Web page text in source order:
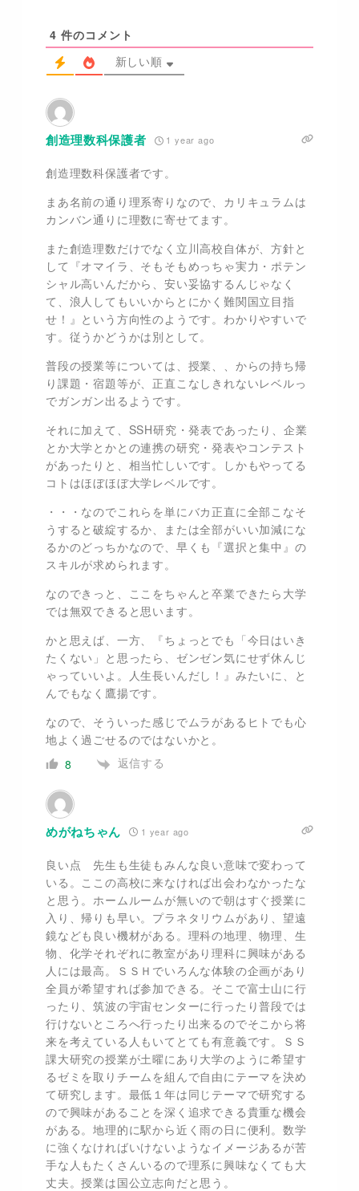
4 件のコメント
新しい順
創造理数科保護者 1 year ago
創造理数科保護者です。
まあ名前の通り理系寄りなので、カリキュラムは
カンバン通りに理数に寄せてます。
また創造理数だけでなく立川高校自体が、方針と
して『オマイラ、そもそもめっちゃ実力・ポテン
シャル高いんだから、安い妥協するんじゃなく
て、浪人してもいいからとにかく難関国立目指
せ！』という方向性のようです。わかりやすいで
す。従うかどうかは別として。
普段の授業等については、授業、、からの持ち帰
り課題・宿題等が、正直こなしきれないレベルっ
でガンガン出るようです。
それに加えて、SSH研究・発表であったり、企業
とか大学とかとの連携の研究・発表やコンテスト
があったりと、相当忙しいです。しかもやってる
コトはほぼほぼ大学レベルです。
・・・なのでこれらを単にバカ正直に全部こなそ
うすると破綻するか、または全部がいい加減にな
るかのどっちかなので、早くも『選択と集中』の
スキルが求められます。
なのできっと、ここをちゃんと卒業できたら大学
では無双できると思います。
かと思えば、一方、『ちょっとでも「今日はいき
たくない」と思ったら、ゼンゼン気にせず休んじ
ゃっていいよ。人生長いんだし！』みたいに、と
んでもなく鷹揚です。
なので、そういった感じでムラがあるヒトでも心
地よく過ごせるのではないかと。
8
返信する
めがねちゃん 1 year ago
良い点 先生も生徒もみんな良い意味で変わって
いる。ここの高校に来なければ出会わなかったな
と思う。ホームルームが無いので朝はすぐ授業に
入り、帰りも早い。プラネタリウムがあり、望遠
鏡なども良い機材がある。理科の地理、物理、生
物、化学それぞれに教室があり理科に興味がある
人には最高。ＳＳＨでいろんな体験の企画があり
全員が希望すれば参加できる。そこで富士山に行
ったり、筑波の宇宙センターに行ったり普段では
行けないところへ行ったり出来るのでそこから将
来を考えている人もいてとても有意義です。ＳＳ
課大研究の授業が土曜にあり大学のように希望す
るゼミを取りチームを組んで自由にテーマを決め
て研究します。最低１年は同じテーマで研究する
ので興味があることを深く追求できる貴重な機会
がある。地理的に駅から近く雨の日に便利。数学
に強くなければいけないようなイメージあるが苦
手な人もたくさんいるので理系に興味なくても大
丈夫。授業は国公立志向だと思う。